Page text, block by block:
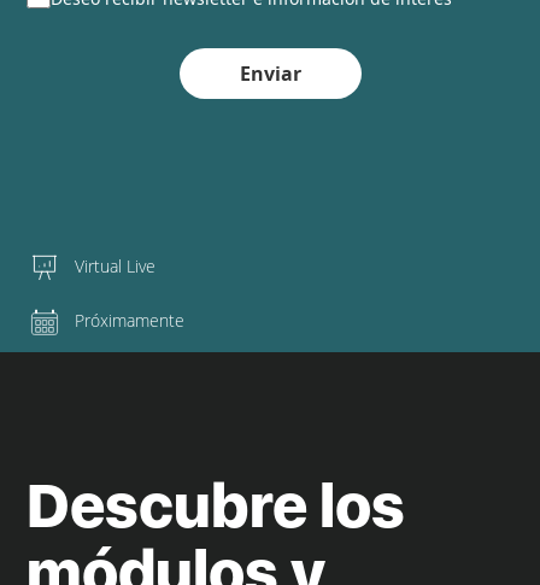
Enviar
Virtual Live
Próximamente
Descubre los